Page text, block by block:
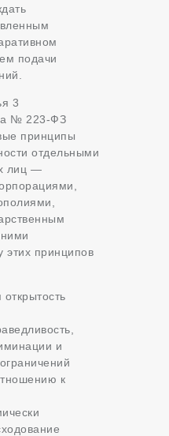
подачи
3
№ 223-ФЗ
принципы
отдельными
лиц —
этих принципов
и
к